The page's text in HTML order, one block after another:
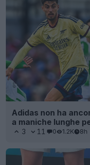
Adidas non ha
a maniche lunghe
3 11 0 1.2K 8h